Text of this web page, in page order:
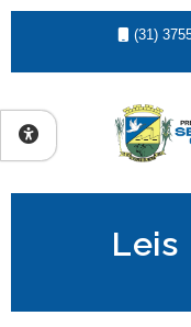
(31)
Leis